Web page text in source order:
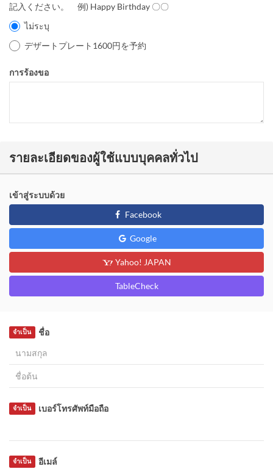
記入ください。 例) Happy Birthday 〇〇
ไม่ระบุ
デザートプレート1600円を予約
การร้องขอ
รายละเอียดของผู้ใช้แบบบุคคลทั่วไป
เข้าสู่ระบบด้วย
Facebook
Google
Yahoo! JAPAN
TableCheck
ชื่อ
จำเป็น
เบอร์โทรศัพท์มือถือ
จำเป็น
อีเมล์
จำเป็น